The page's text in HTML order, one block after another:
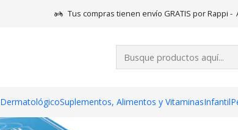
DermatológicoSuplementos, Alimentos y VitaminasInfantil
Tus compras tienen envío GRATIS por Rappi
Inicio Belleza Bagóvit A